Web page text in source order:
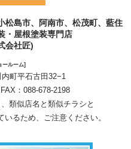
松島市、阿南市、松茂町、藍住
・屋根塗装専門店
会社匠)
ールーム]
町平石古田32−1
：088-678-2198
類似店名と類似チラシと
るため、ご注意ください。